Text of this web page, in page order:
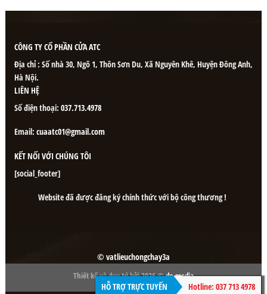
CÔNG TY CỔ PHẦN CỬA ATC
Địa chỉ : Số nhà 30, Ngõ 1, Thôn Sơn Du, Xã Nguyên Khê, Huyện Đông Anh,
Hà Nội.
LIÊN HỆ
Số điện thoại: 037.713.4978
Email: cuaatc01@gmail.com
KẾT NỐI VỚI CHÚNG TÔI
[social_footer]
Website đã được đăng ký chính thức với bộ công thương !
© vatlieuchongchay3a
HỖ TRỢ TRỰC TUYẾN Hotline: 037 713 4978
Thiết kế và duy trì bởi 2026 ©dn media